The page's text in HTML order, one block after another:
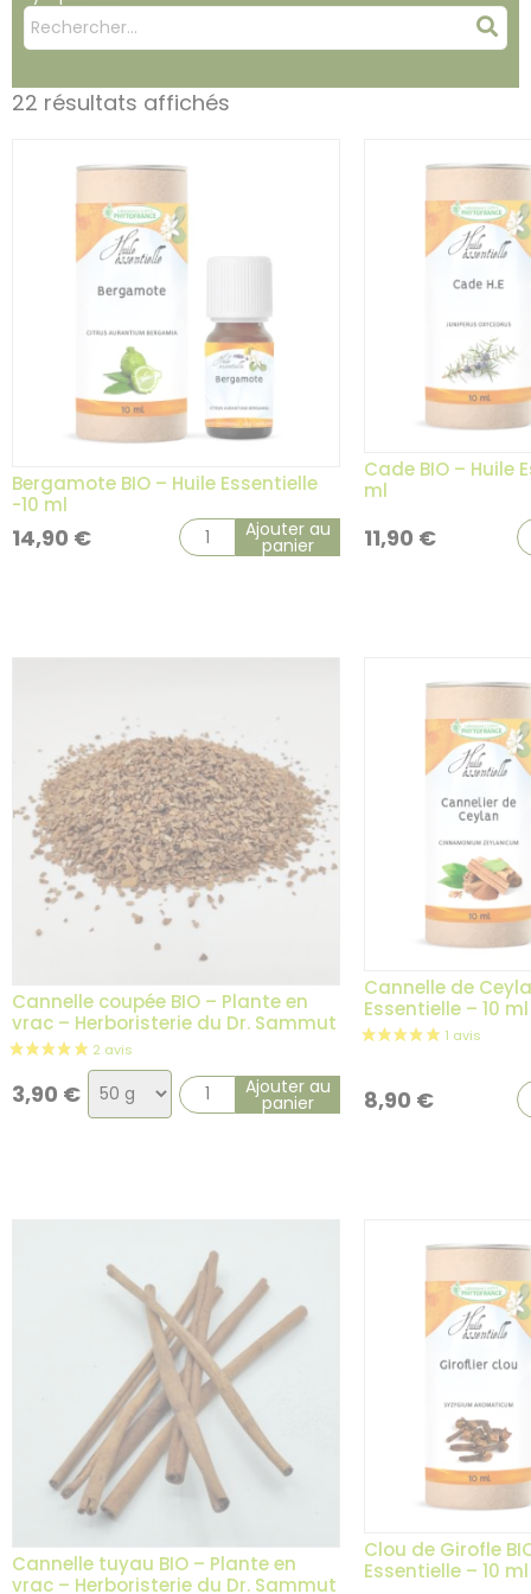
Mots
clés
:
22 résultats affichés
Bergamote BIO – Huile Essentielle
-10 ml
14,90 € Ajouter au
panier
Cade BIO – Huile
ml
11,90 €
Cannelle coupée BIO – Plante en
vrac – Herboristerie du Dr. Sammut
3,90 €
Choix
de
Ajouter au
panier
Cannelle de
Essentielle – 10 ml
8,90 €
Cannelle tuyau BIO – Plante en
vrac – Herboristerie du Dr. Sammut
Clou de Girofle
Essentielle – 10 ml